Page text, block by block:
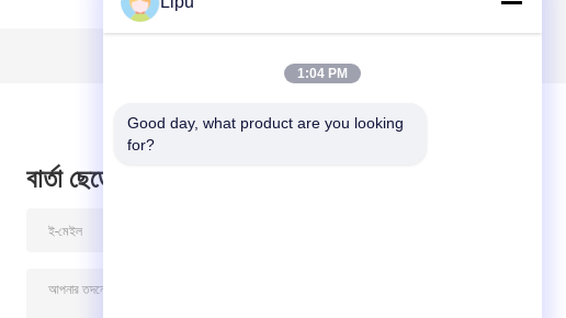
ব্যাক টু ব্যাক ব্যালাস্টেড
বার্তা ছেড়ে
1:04 PM
Good day, what product are you looking
for?